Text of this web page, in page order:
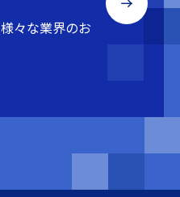
様々な業界のお